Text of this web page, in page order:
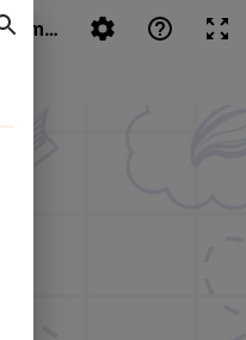
măsură pentru lungime,